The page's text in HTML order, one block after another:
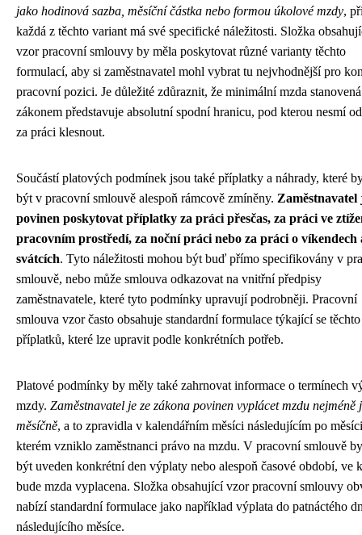
jako hodinová sazba, měsíční částka nebo formou úkolové mzdy,
každá z těchto variant má své specifické náležitosti. Složka
vzor pracovní smlouvy by měla poskytovat různé varianty těchto
formulací, aby si zaměstnavatel mohl vybrat tu nejvhodnější pro
pracovní pozici. Je důležité zdůraznit, že minimální mzda stanovená
zákonem představuje absolutní spodní hranicu, pod kterou nesmí
za práci klesnout.
Součástí platových podmínek jsou také příplatky a náhrady, které
být v pracovní smlouvě alespoň rámcově zmíněny. Zaměstnavatel
povinen poskytovat příplatky za práci přesčas, za práci ve
pracovním prostředí, za noční práci nebo za práci o víkendech
svátcích. Tyto náležitosti mohou být buď přímo specifikovány v
smlouvě, nebo může smlouva odkazovat na vnitřní předpisy
zaměstnavatele, které tyto podmínky upravují podrobněji. Pracovní
smlouva vzor často obsahuje standardní formulace týkající se těchto
příplatků, které lze upravit podle konkrétních potřeb.
Platové podmínky by měly také zahrnovat informace o termínech
mzdy. Zaměstnavatel je ze zákona povinen vyplácet mzdu nejméně
měsíčně, a to zpravidla v kalendářním měsíci následujícím po
kterém vzniklo zaměstnanci právo na mzdu. V pracovní smlouvě
být uveden konkrétní den výplaty nebo alespoň časové období, ve
bude mzda vyplacena. Složka obsahující vzor pracovní smlouvy
nabízí standardní formulace jako například výplata do patnáctého
následujícího měsíce.